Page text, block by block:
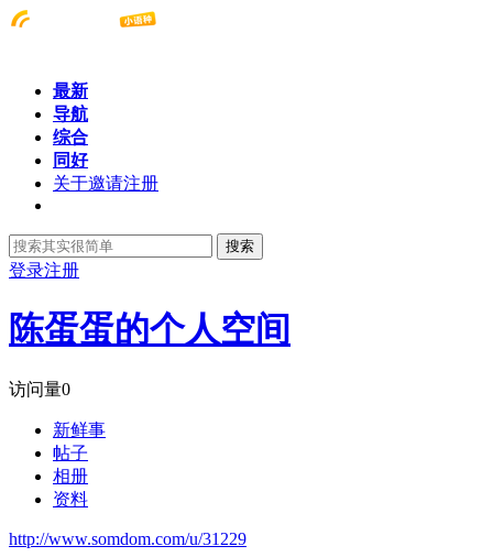
最新
导航
综合
同好
关于邀请注册
搜索
登录注册
陈蛋蛋的个人空间
访问量0
新鲜事
帖子
相册
资料
http://www.somdom.com/u/31229